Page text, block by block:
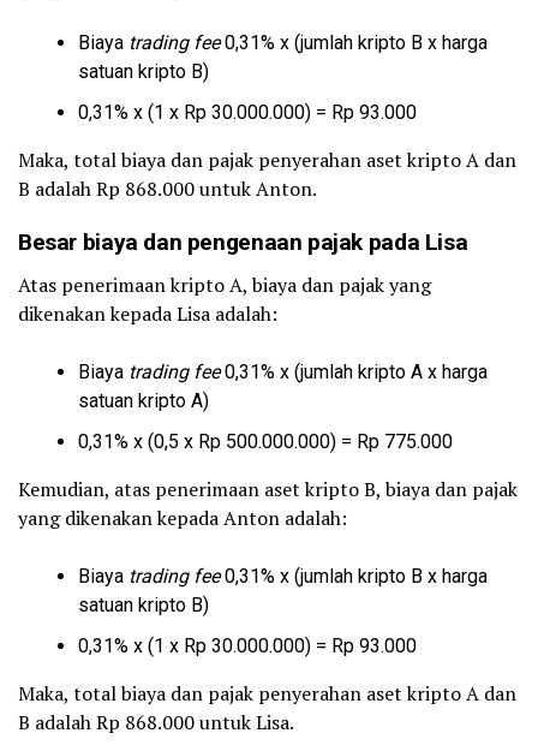
Biaya trading fee0,31% x (jumlah kripto B x harga
satuan kripto B)
0,31% x (1 x Rp 30.000.000) = Rp 93.000
Maka, total biaya dan pajak penyerahan aset kripto A dan
B adalah Rp 868.000 untuk Anton.
Besar biaya dan pengenaan pajak pada Lisa
Atas penerimaan kripto A, biaya dan pajak yang
dikenakan kepada Lisa adalah:
Biaya trading fee0,31% x (jumlah kripto A x harga
satuan kripto A)
0,31% x (0,5 x Rp 500.000.000) = Rp 775.000
Kemudian, atas penerimaan aset kripto B, biaya dan pajak
yang dikenakan kepada Anton adalah:
Biaya trading fee0,31% x (jumlah kripto B x harga
satuan kripto B)
0,31% x (1 x Rp 30.000.000) = Rp 93.000
Maka, total biaya dan pajak penyerahan aset kripto A dan
B adalah Rp 868.000 untuk Lisa.